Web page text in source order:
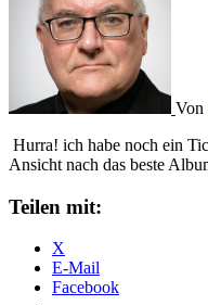
Von
Hurra! ich habe noch ein
Ansicht nach das beste
Teilen mit:
X
E-Mail
Facebook